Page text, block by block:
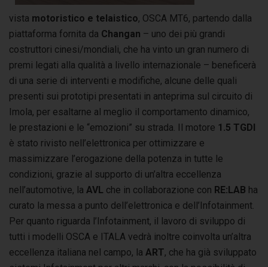
vista motoristico e telaistico, OSCA MT6, partendo dalla
piattaforma fornita da Changan – uno dei più grandi
costruttori cinesi/mondiali, che ha vinto un gran numero di
premi legati alla qualità a livello internazionale – beneficerà
di una serie di interventi e modifiche, alcune delle quali
presenti sui prototipi presentati in anteprima sul circuito di
Imola, per esaltarne al meglio il comportamento dinamico,
le prestazioni e le “emozioni” su strada. Il motore 1.5 TGDI
è stato rivisto nell’elettronica per ottimizzare e
massimizzare l’erogazione della potenza in tutte le
condizioni, grazie al supporto di un’altra eccellenza
nell’automotive, la AVL che in collaborazione con RE:LAB ha
curato la messa a punto dell’elettronica e dell’Infotainment.
Per quanto riguarda l’Infotainment, il lavoro di sviluppo di
tutti i modelli OSCA e ITALA vedrà inoltre coinvolta un’altra
eccellenza italiana nel campo, la ART, che ha già sviluppato